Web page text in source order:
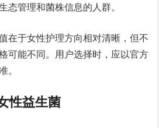
态管理和菌株信息的人群。
在于女性护理方向相对清晰，但不
可能不同。用户选择时，应以官方
。
性益生菌